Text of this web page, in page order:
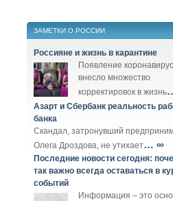
ЗАМЕТКИ О РОССИИ
Россияне и жизнь в карантине
Появление
внесло множество
корректировок в жизнь
Азарт и Сбербанк реальность
банка
Скандал, затронувший
Олега Дроздова, не утихает… ∞
Последние новости сегодня:
так важно всегда оставаться в
событий
Информация – это